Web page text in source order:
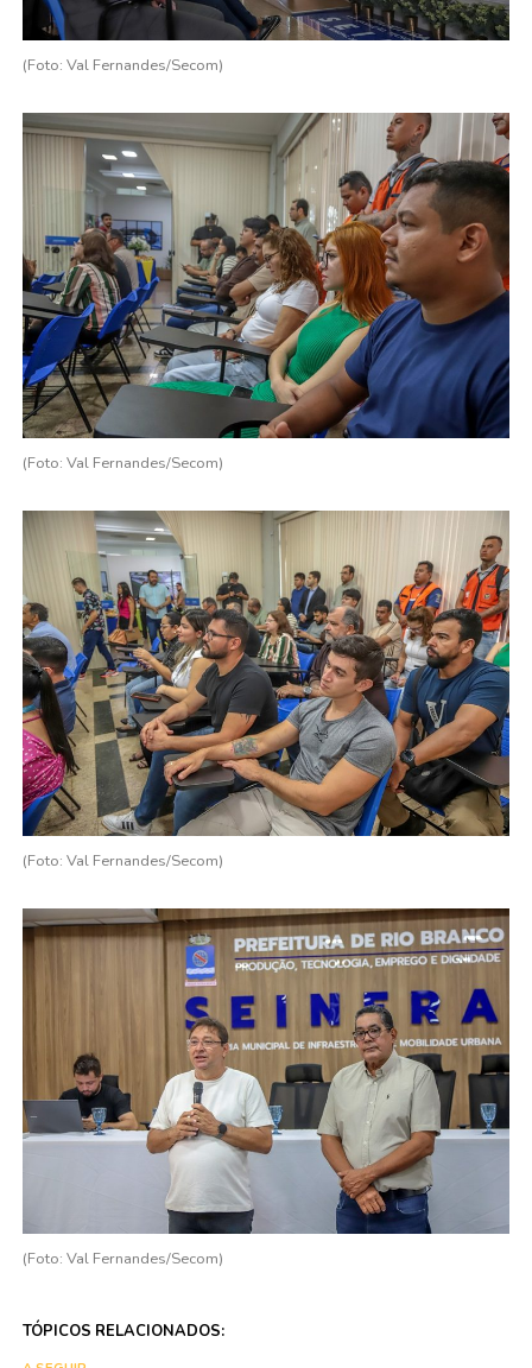
(Foto: Val Fernandes/Secom)
(Foto: Val Fernandes/Secom)
(Foto: Val Fernandes/Secom)
(Foto: Val Fernandes/Secom)
TÓPICOS RELACIONADOS: